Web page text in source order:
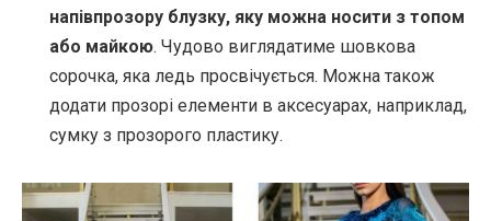
напівпрозору блузку, яку можна носити з топом
або майкою. Чудово виглядатиме шовкова
сорочка, яка ледь просвічується. Можна також
додати прозорі елементи в аксесуарах, наприклад,
сумку з прозорого пластику.